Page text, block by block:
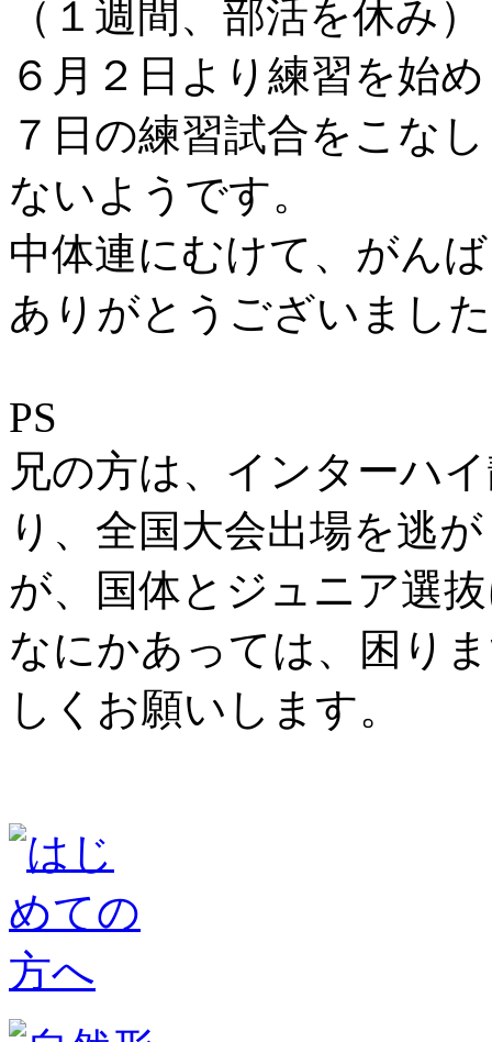
（１週間、部活を休み）
６月２日より練習を始め
７日の練習試合をこな
ないようです。
中体連にむけて、がん
ありがとうございまし
PS
兄の方は、インターハ
り、全国大会出場を逃
が、国体とジュニア選
なにかあっては、困り
しくお願いします。